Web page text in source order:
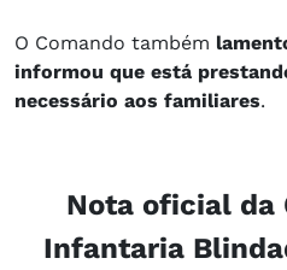
O Comando também
informou que está
necessário aos familiares.
Nota oficial da
Infantaria